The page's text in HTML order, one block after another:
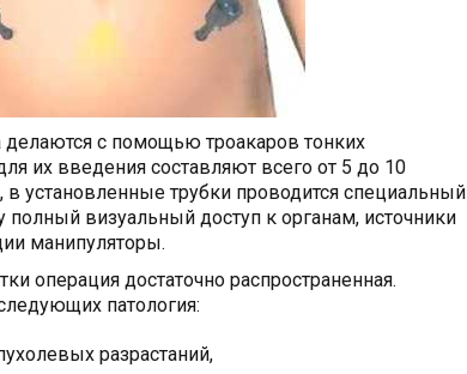
с помощью троакаров тонких
их введения составляют всего от 5 до 10
установленные трубки проводится специальный
визуальный доступ к органам, источники
манипуляторы.
операция достаточно распространенная.
патология:
разрастаний,